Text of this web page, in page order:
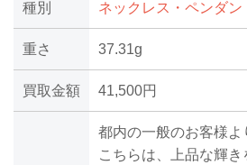
種別 ネックレス・ペンダン
重さ 37.31g
買取金額 41,500円
都内の一般のお客様よ
こちらは、上品な輝